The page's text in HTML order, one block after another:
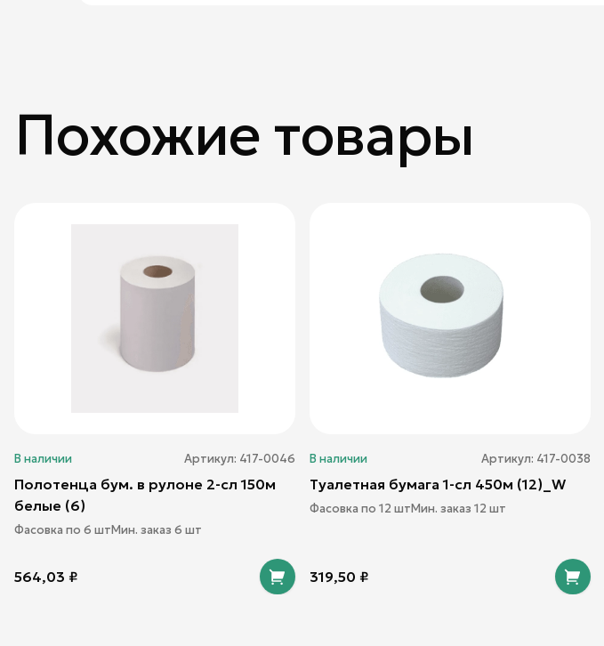
Похожие товары
В наличии Артикул: 417-0046
Полотенца бум. в рулоне 2-сл 150м
белые (6)
Фасовка по 6 штМин. заказ 6 шт
564,03 ₽
В наличии Артикул: 417-0038
Туалетная бумага 1-сл 450м (12)_W
Фасовка по 12 штМин. заказ 12 шт
319,50 ₽